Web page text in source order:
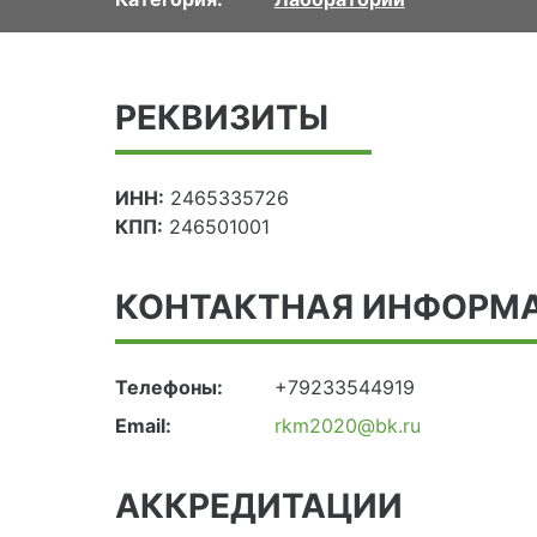
РЕКВИЗИТЫ
ИНН: 2465335726
КПП: 246501001
КОНТАКТНАЯ
Телефоны:
+79233544919
Email:
rkm2020@bk.ru
АККРЕДИТАЦИИ